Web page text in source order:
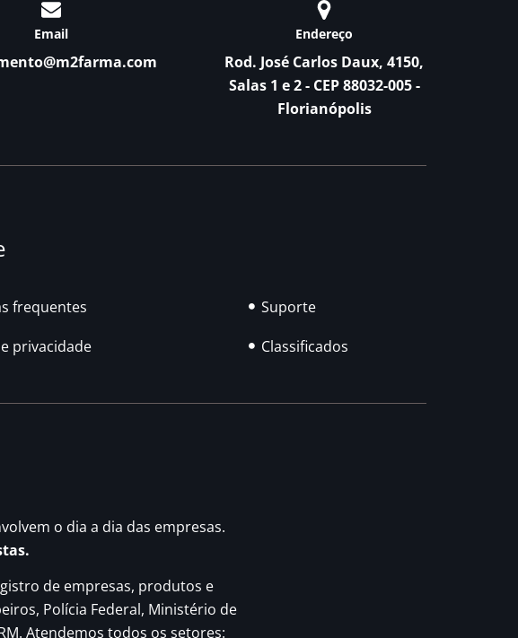
Email Endereço
Rod. José Carlos Daux, 4150,
Salas 1 e 2 - CEP 88032-005 -
Florianópolis
frequentes
privacidade
Suporte
Classificados
o dia a dia das empresas.
de empresas, produtos e
Polícia Federal, Ministério de
Atendemos todos os setores: